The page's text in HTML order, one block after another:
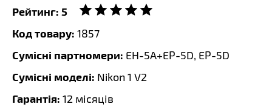
Рейтинг: 5
Код товару: 1857
Сумісні партномери: EH-5A+EP-5D, EP-5D
Сумісні моделі: Nikon 1 V2
Гарантія: 12 місяців